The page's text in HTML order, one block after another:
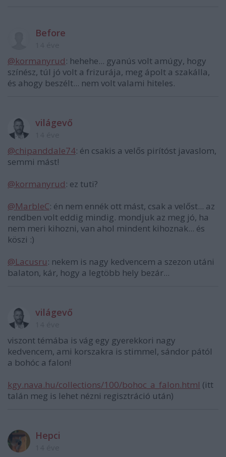
Before
@kormanyrud: hehehe... gyanús volt amúgy, hogy
színész, túl jó volt a frizurája, meg ápolt a szakálla,
és ahogy beszélt... nem volt valami hiteles.
világevő
@chipanddale74: én csakis a velős pirítóst javaslom,
semmi mást!
@kormanyrud: ez tuti?
@MarbleC: én nem ennék ott mást, csak a velőst... az
rendben volt eddig mindig. mondjuk az meg jó, ha
nem meri kihozni, van ahol mindent kihoznak... és
köszi :)
@Lacusru: nekem is nagy kedvencem a szezon utáni
balaton, kár, hogy a legtöbb hely bezár...
világevő
viszont témába is vág egy gyerekkori nagy
kedvencem, ami korszakra is stimmel, sándor pától
a bohóc a falon!
kgy.nava.hu/collections/100/bohoc_a_falon.html (itt
talán meg is lehet nézni regisztráció után)
Hepci